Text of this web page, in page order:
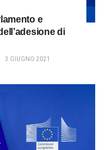
e
di
3 GIUGNO 2021